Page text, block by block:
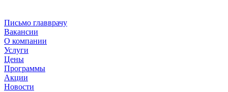
Письмо главврачу
Вакансии
О компании
Услуги
Цены
Программы
Акции
Новости